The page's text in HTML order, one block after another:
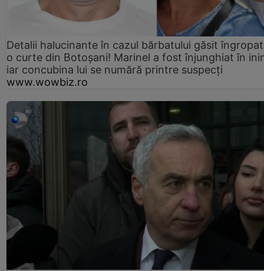
Detalii halucinante în cazul bărbatului găsit
o curte din Botoșani! Marinel a fost înjunghiat în
iar concubina lui se numără printre suspecți
www.wowbiz.ro